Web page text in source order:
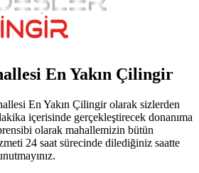
En Yakın Çilingir
En Yakın Çilingir olarak sizlerden
içerisinde gerçekleştirecek donanıma
olarak mahallemizin bütün
24 saat sürecinde dilediğiniz saatte